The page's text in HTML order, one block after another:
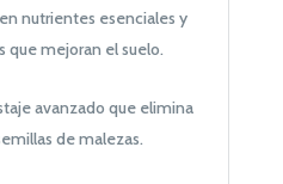
nutrientes esenciales y
que mejoran el suelo.
avanzado que elimina
de malezas.